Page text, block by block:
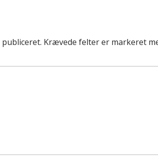
Krævede felter er markeret